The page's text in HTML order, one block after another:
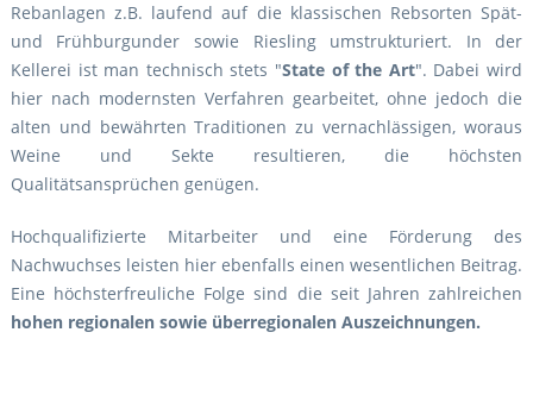
Rebanlagen z.B. laufend auf die klassischen Rebsorten Spät-
und Frühburgunder sowie Riesling umstrukturiert. In der
Kellerei ist man technisch stets "State of the Art". Dabei wird
hier nach modernsten Verfahren gearbeitet, ohne jedoch die
alten und bewährten Traditionen zu vernachlässigen, woraus
Weine und Sekte resultieren, die höchsten
Qualitätsansprüchen genügen.
Hochqualifizierte Mitarbeiter und eine Förderung des
Nachwuchses leisten hier ebenfalls einen wesentlichen Beitrag.
Eine höchsterfreuliche Folge sind die seit Jahren zahlreichen
hohen regionalen sowie überregionalen Auszeichnungen.